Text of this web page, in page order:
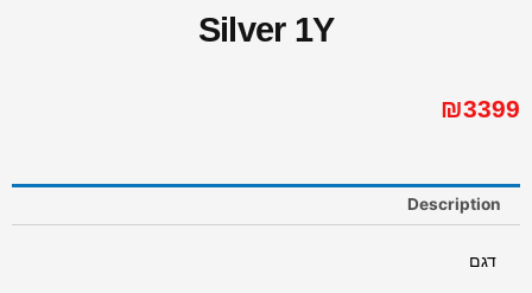
Silver 1Y
₪3399
Description
דגם